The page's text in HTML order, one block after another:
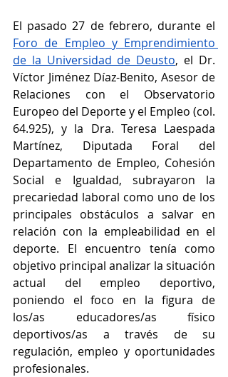
Foro de Empleo y Emprendimiento
de la Universidad de Deusto, el Dr.
Víctor Jiménez Díaz-Benito, Asesor de
Relaciones con el Observatorio
Europeo del Deporte y el Empleo (col.
64.925), y la Dra. Teresa Laespada
Martínez, Diputada Foral del
Departamento de Empleo, Cohesión
Social e Igualdad, subrayaron la
precariedad laboral como uno de los
principales obstáculos a salvar en
relación con la empleabilidad en el
deporte. El encuentro tenía como
objetivo principal analizar la situación
actual del empleo deportivo,
poniendo el foco en la figura de
los/as educadores/as físico
deportivos/as a través de su
regulación, empleo y oportunidades
profesionales.